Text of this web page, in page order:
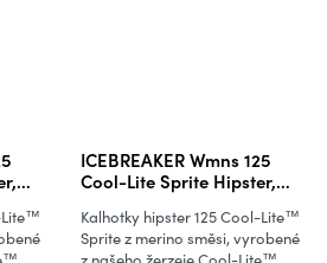
Lite™
ICEBREAKER Wmns 125
Cool-Lite Sprite Hipster,
Kalhotky hipster 125 Cool-Lite™
Sprite z merino směsi, vyrobené